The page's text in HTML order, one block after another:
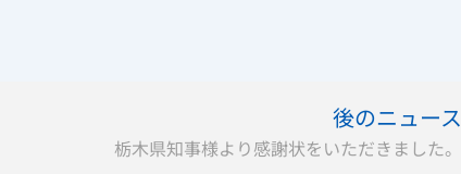
後のニュース
栃木県知事様より感謝状をいただきました。